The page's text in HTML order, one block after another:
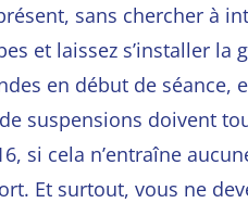
sans chercher à
et laissez s’installer
en début de séance,
suspensions doivent
si cela n’entraîne
Et surtout, vous ne